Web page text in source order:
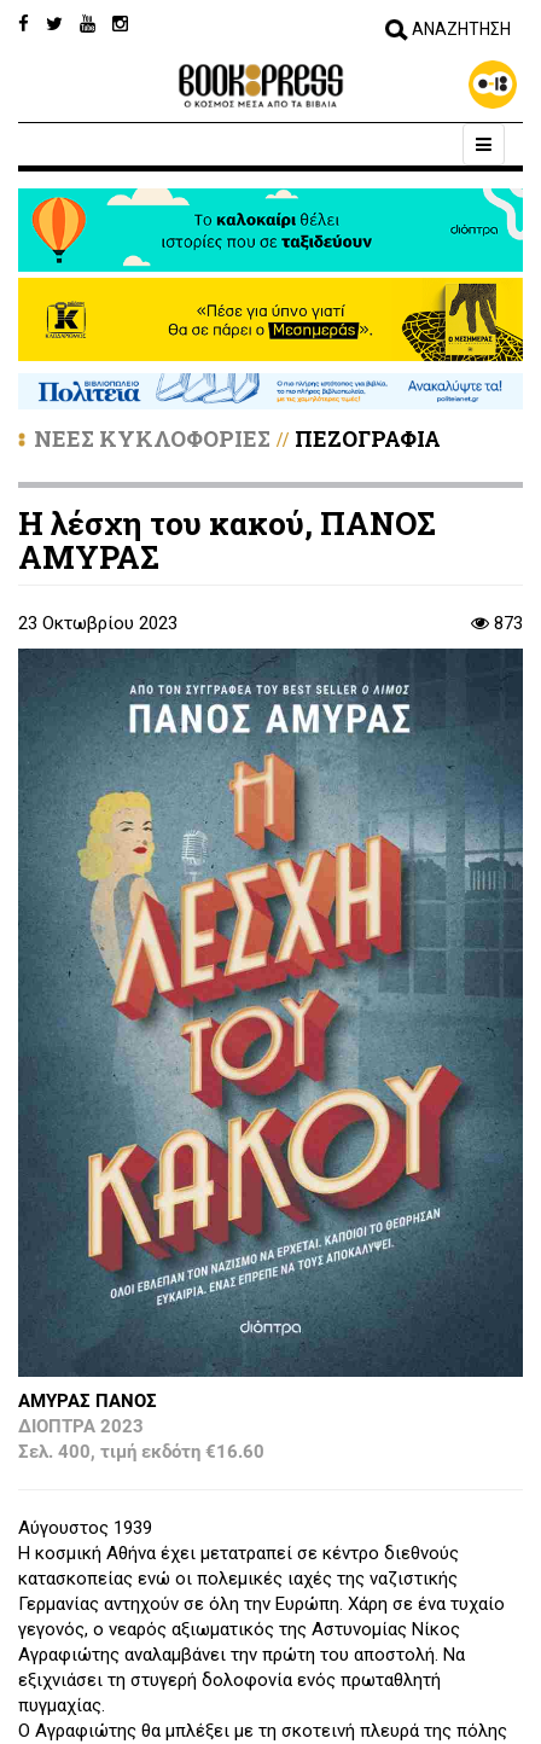
ΝΕΕΣ ΚΥΚΛΟΦΟΡΙΕΣ // ΠΕΖΟΓΡΑΦΙΑ
Η λέσχη του κακού, ΠΑΝΟΣ
ΑΜΥΡΑΣ
23 Οκτωβρίου 2023 873
ΑΜΥΡΑΣ ΠΑΝΟΣ
ΔΙΟΠΤΡΑ 2023
Σελ. 400, τιμή εκδότη €16.60
Αύγουστος 1939
Η κοσμική Αθήνα έχει μετατραπεί σε κέντρο διεθνούς
κατασκοπείας ενώ οι πολεμικές ιαχές της ναζιστικής
Γερμανίας αντηχούν σε όλη την Ευρώπη. Χάρη σε ένα τυχαίο
γεγονός, ο νεαρός αξιωματικός της Αστυνομίας Νίκος
Αγραφιώτης αναλαμβάνει την πρώτη του αποστολή. Να
εξιχνιάσει τη στυγερή δολοφονία ενός πρωταθλητή
πυγμαχίας.
Ο Αγραφιώτης θα μπλέξει με τη σκοτεινή πλευρά της πόλης